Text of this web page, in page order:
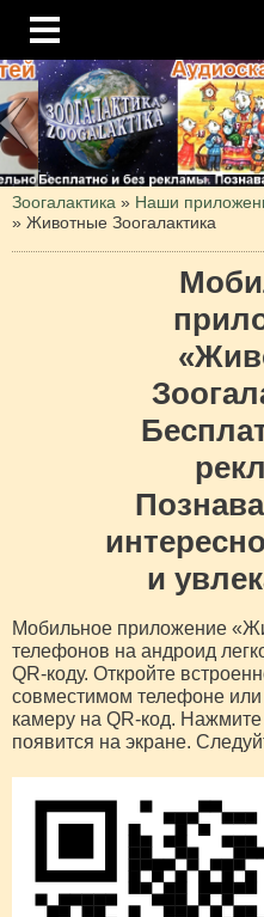
Зоогалактика » Наши
» Животные Зоогалактика
и
Мобильное приложение
телефонов на андроид
QR-коду. Откройте
совместимом телефоне
камеру на QR-код.
появится на экране.